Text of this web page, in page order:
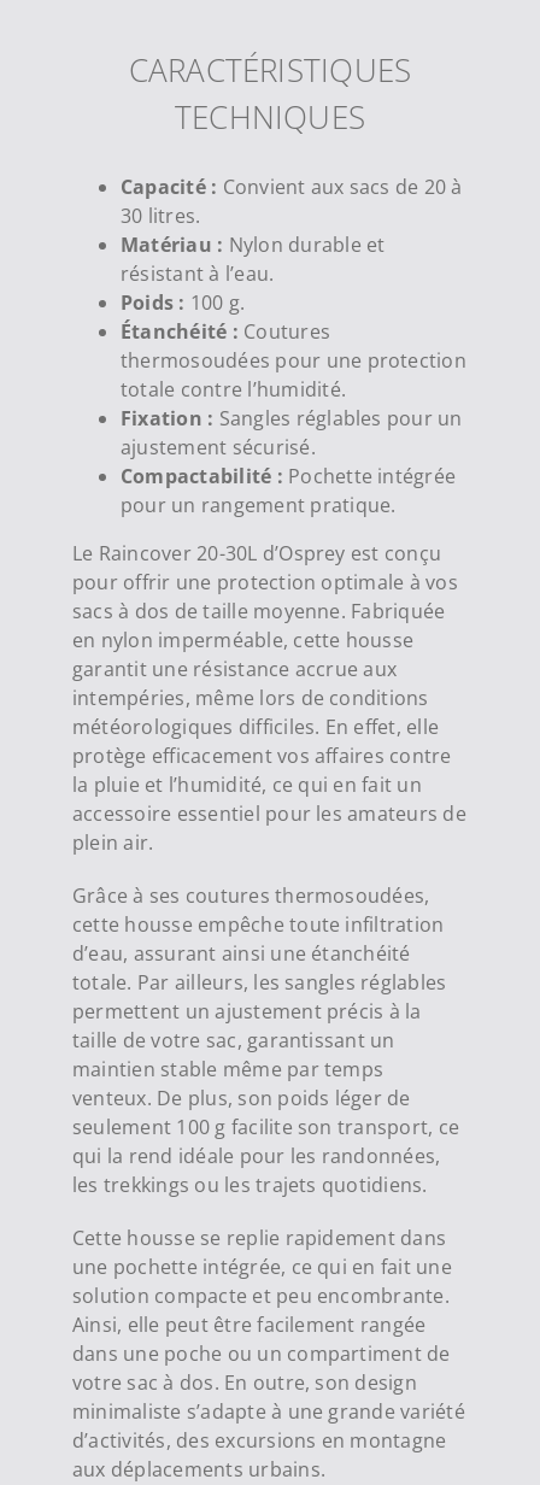
CARACTÉRISTIQUES
TECHNIQUES
Capacité : Convient aux sacs de 20 à
30 litres.
Matériau : Nylon durable et
résistant à l’eau.
Poids : 100 g.
Étanchéité : Coutures
thermosoudées pour une protection
totale contre l’humidité.
Fixation : Sangles réglables pour un
ajustement sécurisé.
Compactabilité : Pochette intégrée
pour un rangement pratique.
Le Raincover 20-30L d’Osprey est conçu
pour offrir une protection optimale à vos
sacs à dos de taille moyenne. Fabriquée
en nylon imperméable, cette housse
garantit une résistance accrue aux
intempéries, même lors de conditions
météorologiques difficiles. En effet, elle
protège efficacement vos affaires contre
la pluie et l’humidité, ce qui en fait un
accessoire essentiel pour les amateurs de
plein air.
Grâce à ses coutures thermosoudées,
cette housse empêche toute infiltration
d’eau, assurant ainsi une étanchéité
totale. Par ailleurs, les sangles réglables
permettent un ajustement précis à la
taille de votre sac, garantissant un
maintien stable même par temps
venteux. De plus, son poids léger de
seulement 100 g facilite son transport, ce
qui la rend idéale pour les randonnées,
les trekkings ou les trajets quotidiens.
Cette housse se replie rapidement dans
une pochette intégrée, ce qui en fait une
solution compacte et peu encombrante.
Ainsi, elle peut être facilement rangée
dans une poche ou un compartiment de
votre sac à dos. En outre, son design
minimaliste s’adapte à une grande variété
d’activités, des excursions en montagne
aux déplacements urbains.